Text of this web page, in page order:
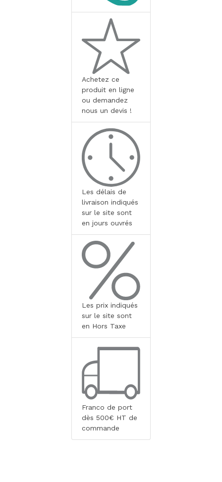
Achetez ce
produit en ligne
ou demandez
nous un devis !
Les délais de
livraison indiqués
sur le site sont
en jours ouvrés
Les prix indiqués
sur le site sont
en Hors Taxe
Franco de port
dès 500€ HT de
commande